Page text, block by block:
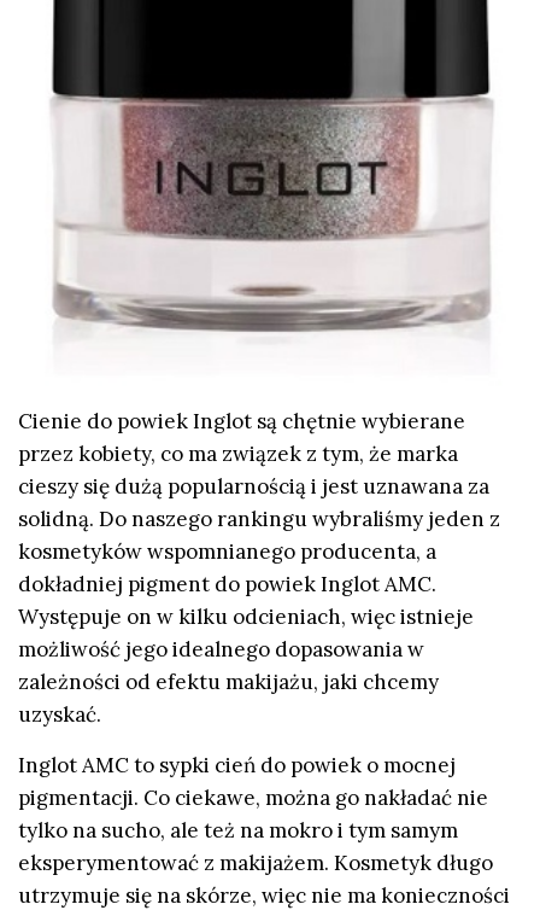
Cienie do powiek Inglot są chętnie wybierane
przez kobiety, co ma związek z tym, że marka
cieszy się dużą popularnością i jest uznawana za
solidną. Do naszego rankingu wybraliśmy jeden z
kosmetyków wspomnianego producenta, a
dokładniej pigment do powiek Inglot AMC.
Występuje on w kilku odcieniach, więc istnieje
możliwość jego idealnego dopasowania w
zależności od efektu makijażu, jaki chcemy
uzyskać.
Inglot AMC to sypki cień do powiek o mocnej
pigmentacji. Co ciekawe, można go nakładać nie
tylko na sucho, ale też na mokro i tym samym
eksperymentować z makijażem. Kosmetyk długo
utrzymuje się na skórze, więc nie ma konieczności